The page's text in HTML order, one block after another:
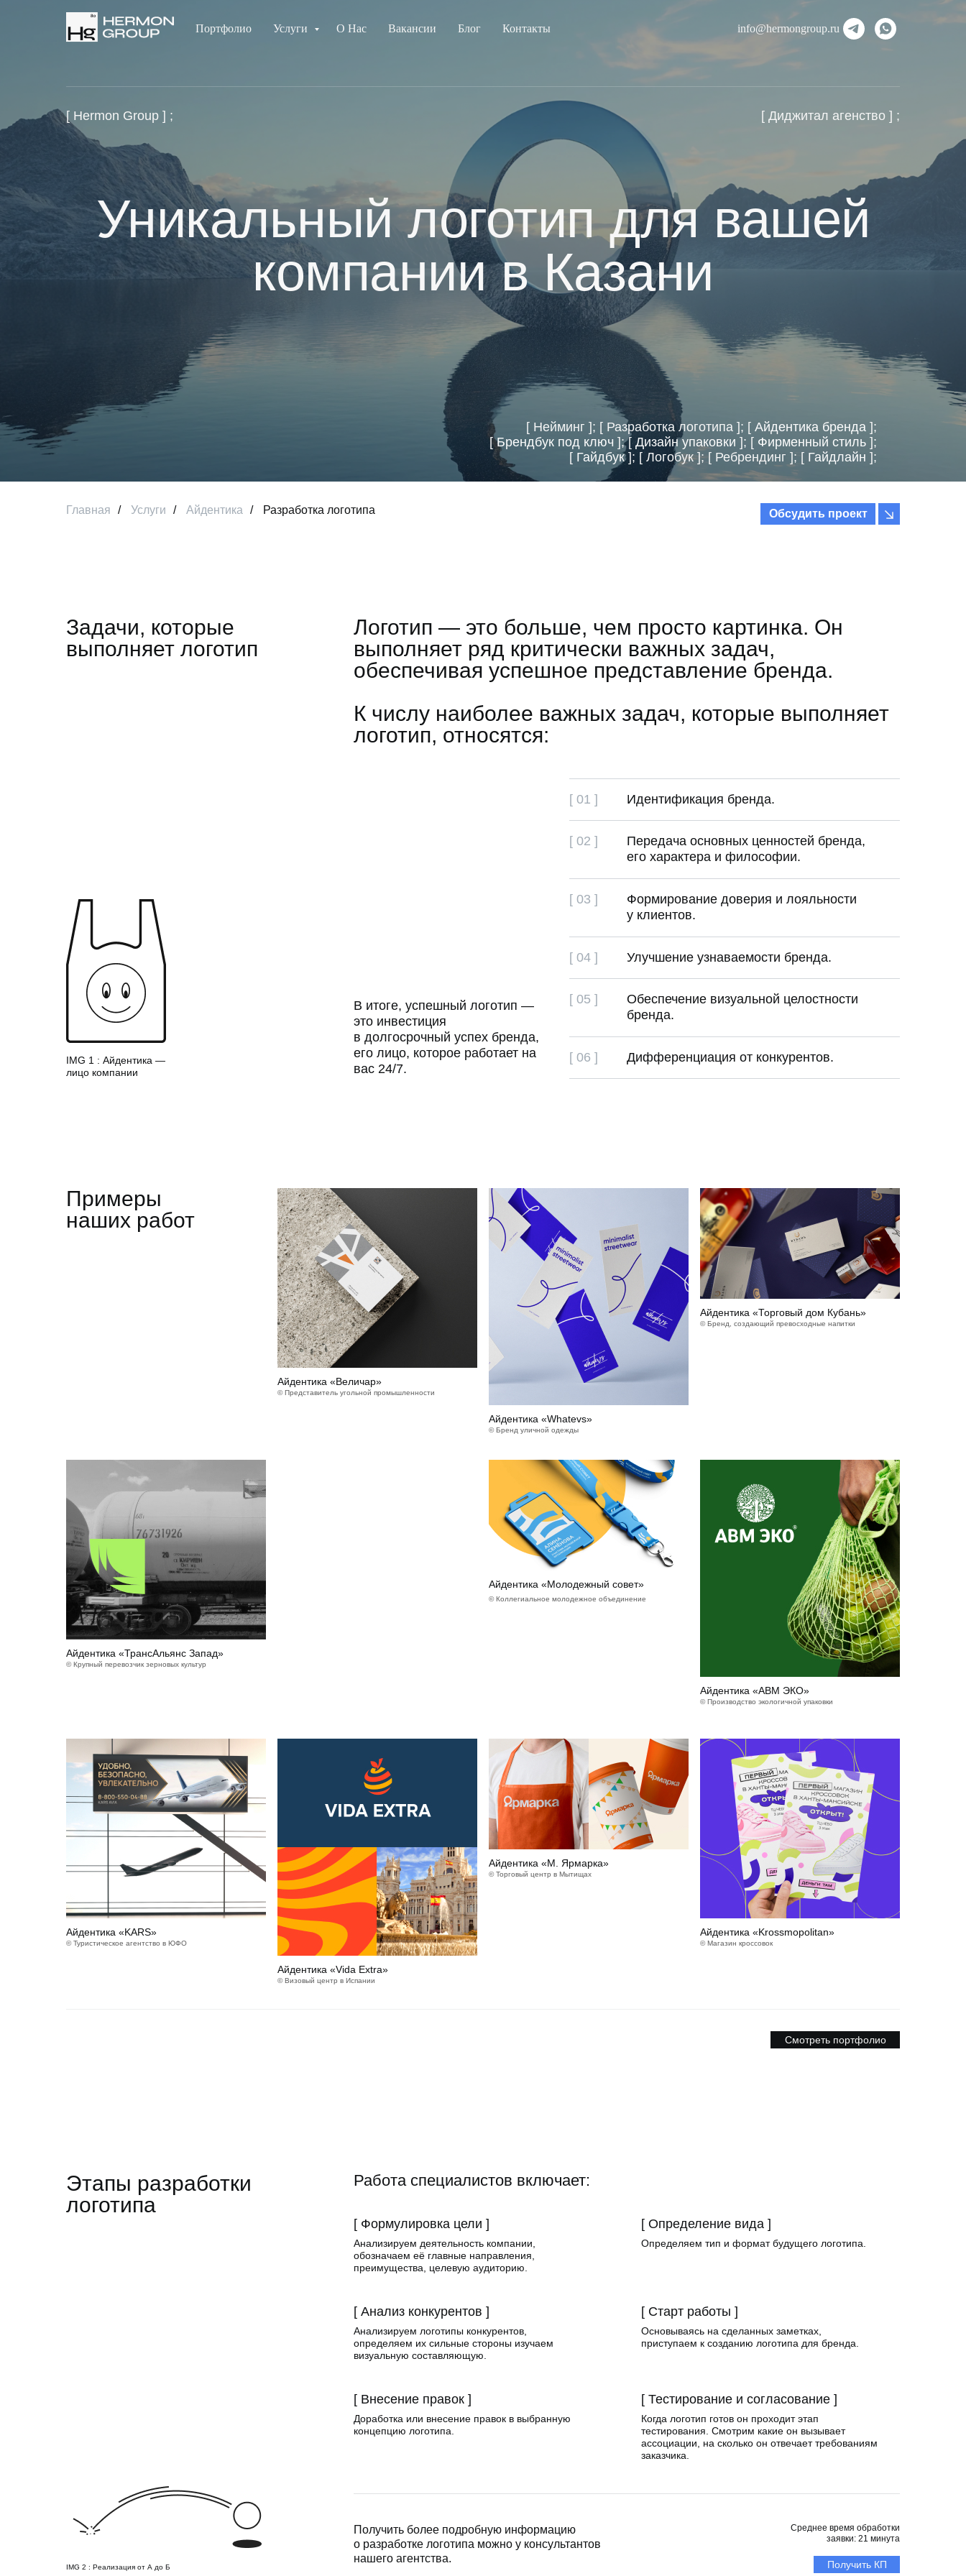
Портфолио Услуги О Нас Вакансии Блог Контакты info@hermongroup.ru
[ Hermon Group ] ; [ Диджитал агенство ] ;
Уникальный логотип для вашей
компании в Казани
[ Нейминг ]; [ Разработка логотипа ]; [ Айдентика бренда ];
[Брендбук под ключ ]; [ Дизайн упаковки ]; [ Фирменный стиль ];
[ Гайдбук]; [ Логобук ]; [ Ребрендинг ]; [ Гайдлайн ];
Обсудить проект
Главная / Услуги / Айдентика / Разработка логотипа
Логотип — это больше, чем просто картинка. Он
выполняет ряд критически важных задач,
обеспечивая успешное представление бренда.
К числу наиболее важных задач, которые выполняет
логотип, относятся:
Задачи, которые
выполняет логотип
IMG 1 : Айдентика —
лицо компании
В итоге, успешный логотип —
это инвестиция
в долгосрочный успех бренда,
его лицо, которое работает на
вас 24/7.
Идентификация бренда.
[ 01 ]
Передача основных ценностей бренда,
его характера и философии.
[ 02 ]
Формирование доверия и лояльности
у клиентов.
[ 03 ]
Улучшение узнаваемости бренда.
[ 04 ]
Обеспечение визуальной целостности
бренда.
[ 05 ]
Дифференциация от конкурентов.
[ 06 ]
Примеры
наших работ
Айдентика «Величар»
© Представитель угольной промышленности
Айдентика «Whatevs»
© Бренд уличной одежды
Айдентика «Торговый дом Кубань»
© Бренд, создающий превосходные напитки
Айдентика «АВМ ЭКО»
© Производство экологичной упаковки
Айдентика «Молодежный совет»
© Коллегиальное молодежное объединение
Айдентика «ТрансАльянс Запад»
© Крупный перевозчик зерновых культур
Айдентика «KARS»
© Туристическое агентство в ЮФО
Айдентика «Vida Extra»
© Визовый центр в Испании
Айдентика «М. Ярмарка»
© Торговый центр в Мытищах
Айдентика «Krossmopolitan»
© Магазин кроссовок
Смотреть портфолио
Анализируем деятельность компании,
обозначаем её главные направления,
преимущества, целевую аудиторию.
[ Формулировка цели ] [ Определение вида ]
Определяем тип и формат будущего логотипа.
Основываясь на сделанных заметках,
приступаем к созданию логотипа для бренда.
[ Старт работы ]
[ Анализ конкурентов ]
Анализируем логотипы конкурентов,
определяем их сильные стороны изучаем
визуальную составляющую.
Среднее время обработки
заявки: 21 минута
IMG 2 : Реализация от А до Б
Получить более подробную информацию
о разработке логотипа можно у консультантов
нашего агентства.
Когда логотип готов он проходит этап
тестирования. Смотрим какие он вызывает
ассоциации, на сколько он отвечает требованиям
заказчика.
[ Тестирование и согласование ]
[ Внесение правок ]
Доработка или внесение правок в выбранную
концепцию логотипа.
Работа специалистов включает:
Этапы разработки
логотипа
Получить КП